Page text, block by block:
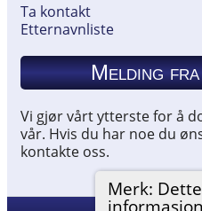
Merk:
Ta kontakt
Etternavnliste
Melding fra
Vi gjør vårt ytterste for å
vår. Hvis du har noe du
kontakte oss.